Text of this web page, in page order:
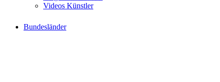
Videos Künstler
Bundesländer